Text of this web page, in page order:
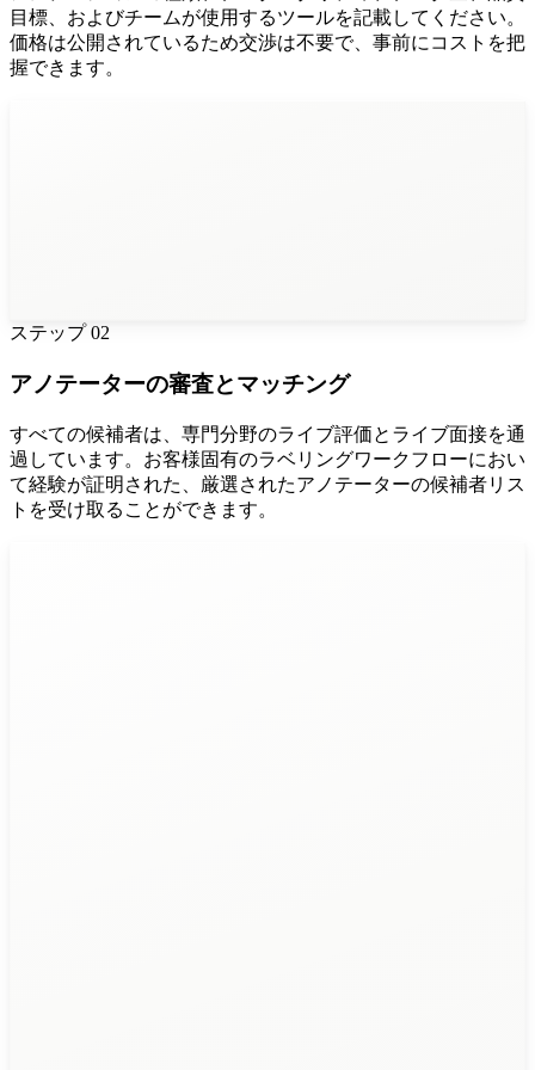
目標、およびチームが使用するツールを記載してください。
価格は公開されているため交渉は不要で、事前にコストを把
握できます。
ステップ02
アノテーターの審査とマッチング
すべての候補者は、専門分野のライブ評価とライブ面接を通
過しています。お客様固有のラベリングワークフローにおい
て経験が証明された、厳選されたアノテーターの候補者リス
トを受け取ることができます。